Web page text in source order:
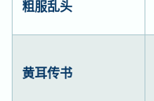
粗服乱头
黄耳传书